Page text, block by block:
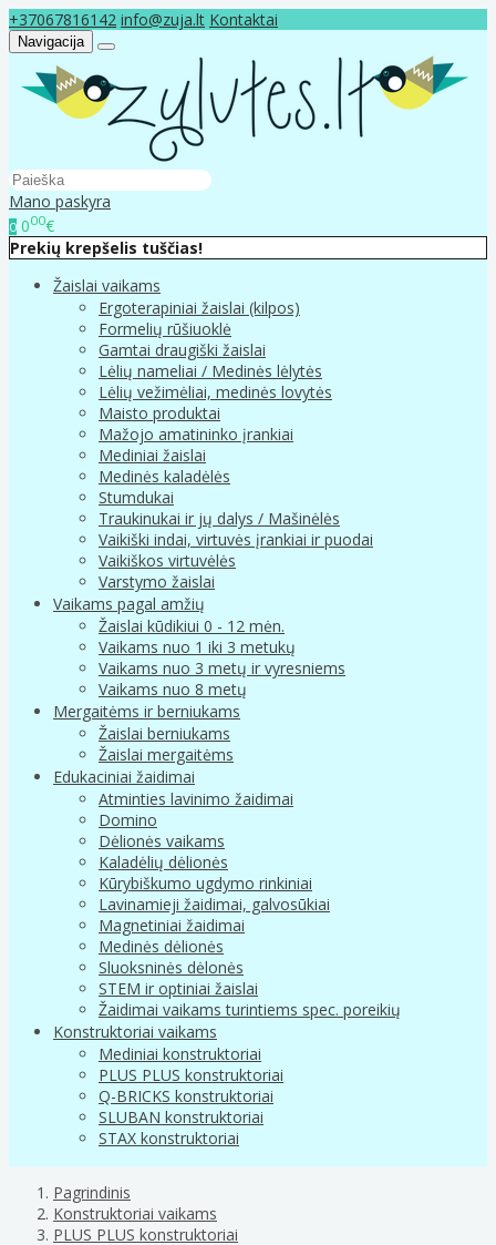
+37067816142 info@zuja.lt Kontaktai
Navigacija
Mano paskyra
0 000€
Prekių krepšelis tuščias!
Žaislai vaikams
Ergoterapiniai žaislai (kilpos)
Formelių rūšiuoklė
Gamtai draugiški žaislai
Lėlių nameliai / Medinės lėlytės
Lėlių vežimėliai, medinės lovytės
Maisto produktai
Mažojo amatininko įrankiai
Mediniai žaislai
Medinės kaladėlės
Stumdukai
Traukinukai ir jų dalys / Mašinėlės
Vaikiški indai, virtuvės įrankiai ir puodai
Vaikiškos virtuvėlės
Varstymo žaislai
Vaikams pagal amžių
Žaislai kūdikiui 0 - 12 mėn.
Vaikams nuo 1 iki 3 metukų
Vaikams nuo 3 metų ir vyresniems
Vaikams nuo 8 metų
Mergaitėms ir berniukams
Žaislai berniukams
Žaislai mergaitėms
Edukaciniai žaidimai
Atminties lavinimo žaidimai
Domino
Dėlionės vaikams
Kaladėlių dėlionės
Kūrybiškumo ugdymo rinkiniai
Lavinamieji žaidimai, galvosūkiai
Magnetiniai žaidimai
Medinės dėlionės
Sluoksninės dėlonės
STEM ir optiniai žaislai
Žaidimai vaikams turintiems spec. poreikių
Konstruktoriai vaikams
Mediniai konstruktoriai
PLUS PLUS konstruktoriai
Q-BRICKS konstruktoriai
SLUBAN konstruktoriai
STAX konstruktoriai
Pagrindinis
Konstruktoriai vaikams
PLUS PLUS konstruktoriai